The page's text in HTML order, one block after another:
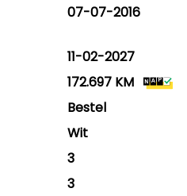
07-07-2016
11-02-2027
172.697 KM
Bestel
Wit
3
3